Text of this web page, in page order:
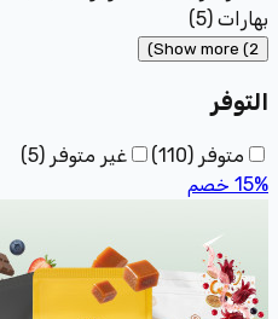
بهارات (
5
)
Show more (2)
التوفر
متوفر (
110
) غير متوفر (
5
)
15% خصم